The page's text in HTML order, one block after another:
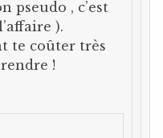
pseudo , c’est
).
te coûter très
!